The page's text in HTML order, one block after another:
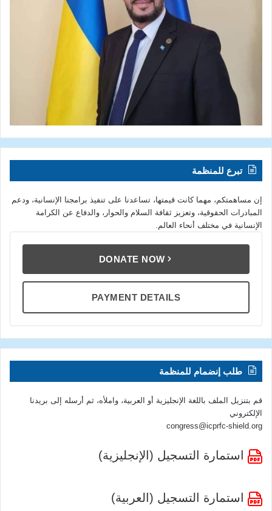
تبرع للمنظمة
إن مساهمتكم، مهما كانت قيمتها، تساعدنا على تنفيذ برامجنا الإنسانية، ودعم
المبادرات الحقوقية، وتعزيز ثقافة السلام والحوار، والدفاع عن الكرامة
الإنسانية في مختلف أنحاء العالم.
DONATE NOW
PAYMENT DETAILS
طلب إنضمام للمنظمة
قم بتنزيل الملف باللغة الإنجليزية أو العربية، واملأه، ثم أرسله إلى بريدنا
الإلكتروني
congress@icprfc-shield.org
استمارة التسجيل (الإنجليزية)
استمارة التسجيل (العربية)